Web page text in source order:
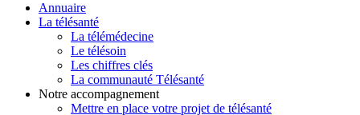
Annuaire
La télésanté
La télémédecine
Le télésoin
Les chiffres clés
La communauté Télésanté
Notre accompagnement
Mettre en place votre projet de télésanté